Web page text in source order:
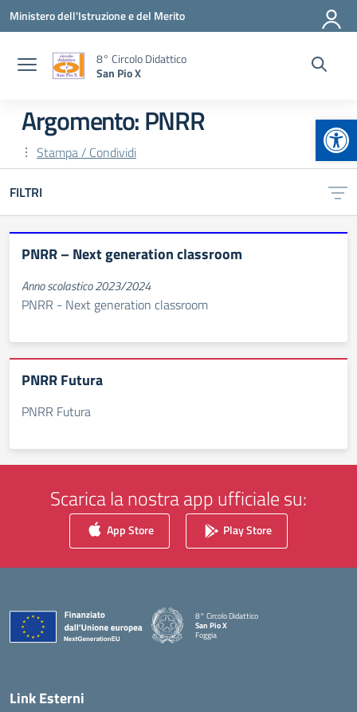
Vai ai contenuti
Vai al menu di navigazione
Vai al footer
Ministero dell'Istruzione e del Merito
8° Circolo Didattico
San Pio X
Argomento: PNRR
Stampa / Condividi
FILTRI
PNRR – Next generation classroom
Anno scolastico 2023/2024
PNRR - Next generation classroom
PNRR Futura
PNRR Futura
Scarica la nostra app ufficiale su:
App Store Play Store
8° Circolo Didattico
San Pio X
Foggia
— Visita la pagina iniziale della scuola
Link Esterni